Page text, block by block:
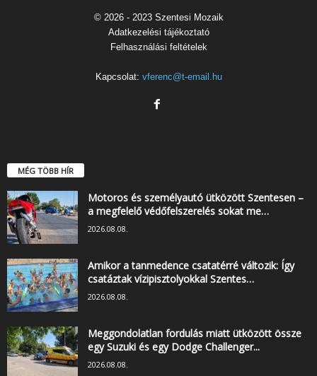
© 2026 - 2023 Szentesi Mozaik
Adatkezelési tájékoztató
Felhasználási feltételek
Kapcsolat: vferenc@t-email.hu
MÉG TÖBB HÍR
Motoros és személyautó ütközött Szentesen –
a megfelelő védőfelszerelés sokat me…
2026.08.08.
Amikor a tanmedence csatatérré változik: Így
csatáztak vízipisztolyokkal Szentes…
2026.08.08.
Meggondolatlan fordulás miatt ütközött össze
egy Suzuki és egy Dodge Challenger...
2026.08.08.